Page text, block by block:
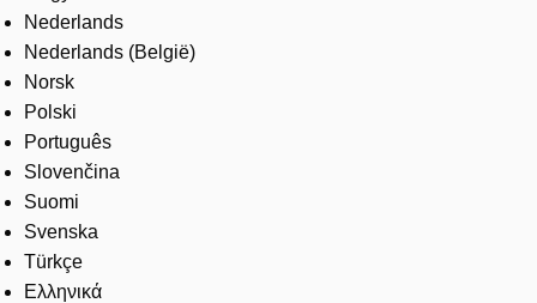
Nederlands
Nederlands (België)
Norsk
Polski
Português
Slovenčina
Suomi
Svenska
Türkçe
Ελληνικά